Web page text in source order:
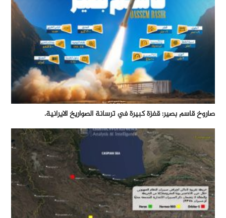
صاروخ قاسم بصير: قفزة كبيرة في ترسانة الصواريخ الايرانية.